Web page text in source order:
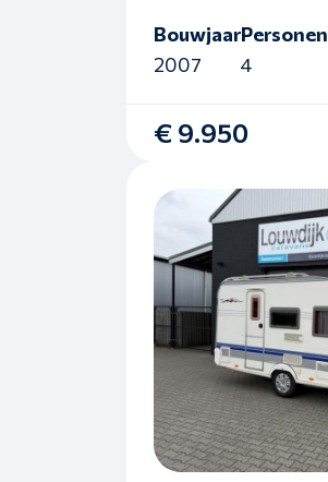
Bouwjaar
2007
Personen
4
€ 9.950